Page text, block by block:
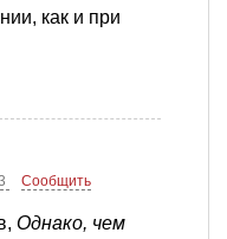
как и при
Сообщить
Однако, чем